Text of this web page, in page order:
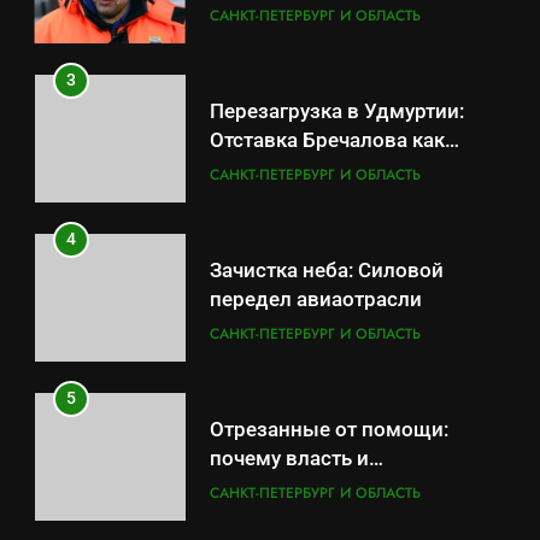
скрывает российский ВМФ
САНКТ-ПЕТЕРБУРГ И ОБЛАСТЬ
3
Перезагрузка в Удмуртии:
Отставка Бречалова как
результат управленческих
САНКТ-ПЕТЕРБУРГ И ОБЛАСТЬ
4
Зачистка неба: Силовой
передел авиаотрасли
САНКТ-ПЕТЕРБУРГ И ОБЛАСТЬ
5
Отрезанные от помощи:
почему власть и
маркетплейсы «умывают
САНКТ-ПЕТЕРБУРГ И ОБЛАСТЬ